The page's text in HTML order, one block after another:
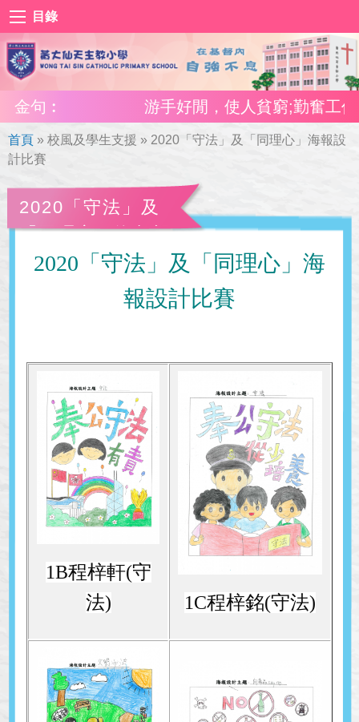
目錄
金句︰ 游手好閒，使人貧窮;勤奮工
首頁 » 校風及學生支援 » 2020「守法」及「同理心」海報設
計比賽
2020「守法」及
「同理心」海報設
計比賽
2020 「守法」及「同理心」海
報設計比賽
1B程梓軒(守
法)
1C程梓銘(守法)